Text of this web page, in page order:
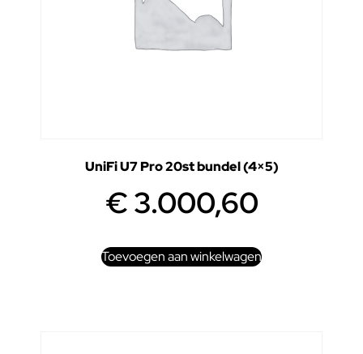
UniFi U7 Pro 20st bundel (4×5)
€3.000,60
Toevoegen aan winkelwagen